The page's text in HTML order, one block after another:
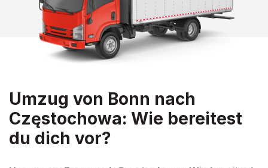
Umzug von Bonn nach
Częstochowa: Wie bereitest
du dich vor?